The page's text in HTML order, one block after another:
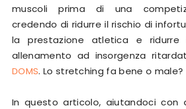
muscoli prima di una
credendo di ridurre il rischio di
la prestazione atletica e
allenamento ad insorgenza
DOMS. Lo stretching fa bene o male?
In questo articolo, aiutandoci con